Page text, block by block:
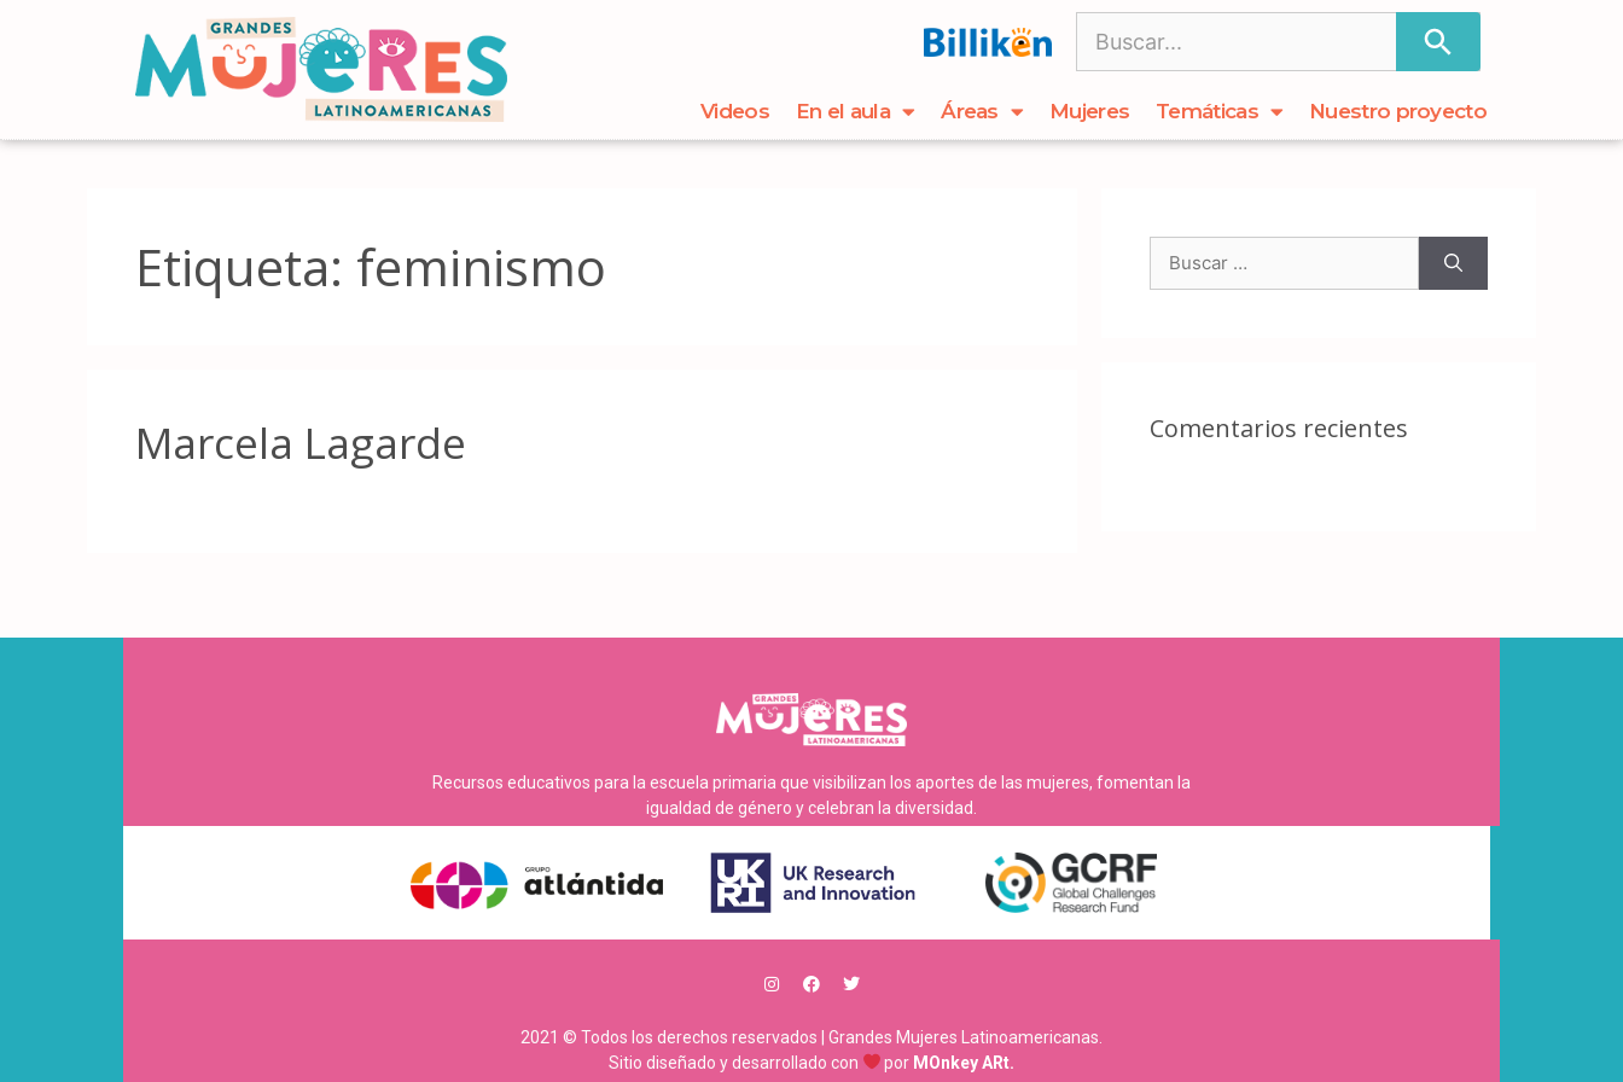
Videos En el aula Áreas Mujeres Temáticas Nuestro proyecto
Etiqueta: feminismo
Marcela Lagarde Comentarios recientes
Recursos educativos para la escuela primaria que visibilizan los aportes de las mujeres, fomentan la
igualdad de género y celebran la diversidad.
2021 © Todos los derechos reservados | Grandes Mujeres Latinoamericanas.
Sitio diseñado y desarrollado con
por MOnkey ARt.